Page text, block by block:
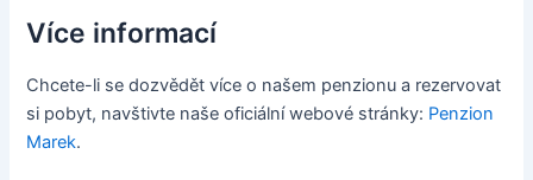
Více informací
Chcete-li se dozvědět více o našem penzionu a rezervovat
si pobyt, navštivte naše oficiální webové stránky: Penzion
Marek.